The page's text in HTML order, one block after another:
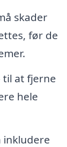
skader
før de
til at fjerne
hele
inkludere